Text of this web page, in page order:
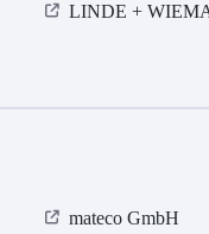
LINDE +
mateco GmbH